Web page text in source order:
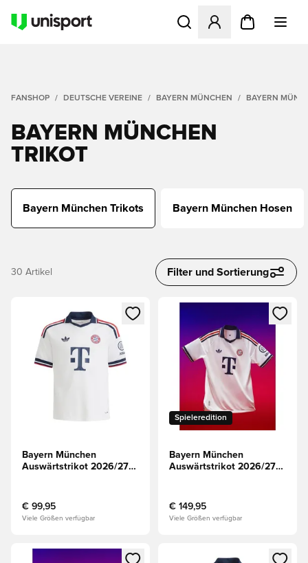
Öffnet ein Fenster zum
FANSHOP DEUTSCHE VEREINE BAYERN MÜNCHEN BAYERN
BAYERN MÜNCHEN
TRIKOT
Bayern München Trikots Bayern München Hosen
30 Artikel Filter und Sortierung
Öffnet ein Fenster zum Anmelden oder Registrieren als
Bayern München
Auswärtstrikot 2026/27
€ 99,95
Viele Größen verfügbar
Öffnet ein Fenster zum
Spieleredition
Bayern München
Auswärtstrikot 2026/27
€ 149,95
Viele Größen verfügbar
Öffnet ein Fenster zum Anmelden oder Registrieren als
Öffnet ein Fenster zum